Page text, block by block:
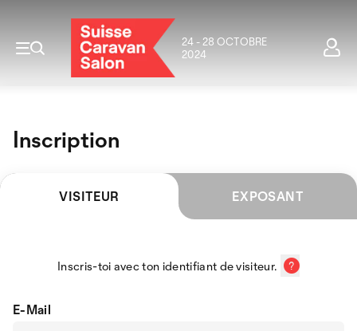
24 - 28 OCTOBRE
2024
Inscription
VISITEUR EXPOSANT
Inscris-toi avec ton identifiant de visiteur.
E-Mail